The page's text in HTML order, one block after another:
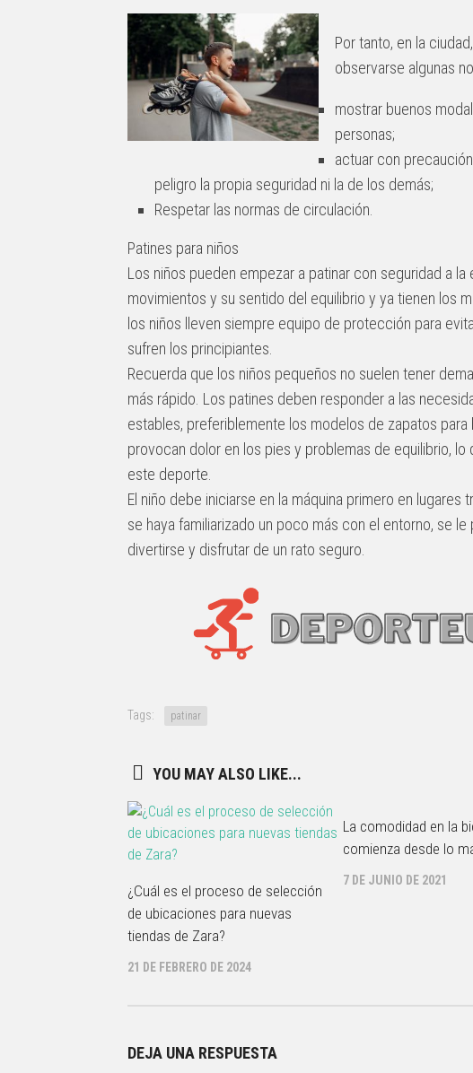
Por tanto, en la
observarse algunas
mostrar buenos
personas;
actuar con
peligro la propia seguridad ni la de los demás;
Respetar las normas de circulación.
Patines para niños
Los niños pueden empezar a patinar con seguridad a
movimientos y su sentido del equilibrio y ya tienen los
los niños lleven siempre equipo de protección para
sufren los principiantes.
Recuerda que los niños pequeños no suelen tener
más rápido. Los patines deben responder a las
estables, preferiblemente los modelos de zapatos
provocan dolor en los pies y problemas de equilibrio,
este deporte.
El niño debe iniciarse en la máquina primero en
se haya familiarizado un poco más con el entorno, se
divertirse y disfrutar de un rato seguro.
Tags: patinar
YOU MAY ALSO LIKE...
¿Cuál es el proceso de selección
de ubicaciones para nuevas
tiendas de Zara?
21 DE FEBRERO DE 2024
La comodidad en la
comienza desde lo
7 DE JUNIO DE 2021
DEJA UNA RESPUESTA